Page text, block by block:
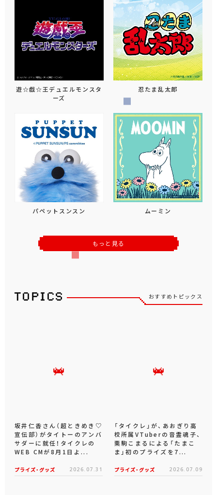
遊☆戯☆王デュエルモンスタ
ーズ
忍たま乱太郎
パペットスンスン ムーミン
もっと見る
おすすめトピックス
坂井仁香さん（超ときめき♡
宣伝部）がタイトーのアンバ
サダーに就任！タイクレの
WEB CMが8月1日よ...
プライズ・グッズ 2026.07.31
「タイクレ」が、あおぎり高
校所属VTuberの音霊魂子、
栗駒こまるによる「たまこ
ま」初のプライズを7...
プライズ・グッズ 2026.07.09